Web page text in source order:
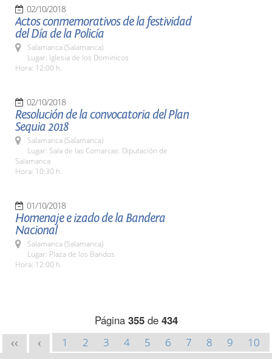
02/10/2018
Actos conmemorativos de la festividad
del Día de la Policía
Salamanca (Salamanca)
Lugar: Iglesia de los Dominicos
Hora: 12:00 h.
02/10/2018
Resolución de la convocatoria del Plan
Sequia 2018
Salamanca (Salamanca)
Lugar: Sala de las Comarcas. Diputación de
Salamanca
Hora: 10:30 h.
01/10/2018
Homenaje e izado de la Bandera
Nacional
Salamanca (Salamanca)
Lugar: Plaza de los Bandos
Hora: 12:00 h.
Página 355de 434
<< < 1 2 3 4 5 6 7 8 9
10